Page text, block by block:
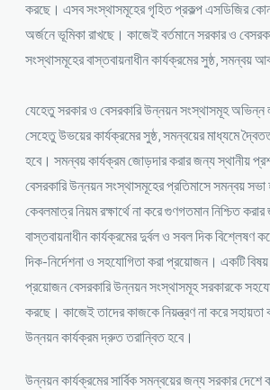
করছে। এসব সংস্থাসমূহের গৃহিত প্রকল্প এসডিজির
অর্জনে ভূমিকা রাখছে। কাজেই বর্তমানে সরকার ও
সংস্থাসমূহের বাস্তবায়নাধীন কার্যক্রমের সুষ্ঠ‚ সমন্বয়
যেহেতু সরকার ও বেসরকারি উন্নয়ন সংস্থাসমূহ অভিন্ন
সেহেতু উভয়ের কার্যক্রমের সুষ্ঠ‚ সমন্বয়ের মাধ্যমে
হবে। সমন্বয় কার্যক্রম জোড়দার করার জন্য স্থানীয়
বেসরকারি উন্নয়ন সংস্থাসমূহের প্রতিমাসে সমন্বয়
কেবলমাত্র নিয়ম রক্ষার্থে না করে গুণগতমান নিশ্চিত
বাস্তবায়নাধীন কার্যক্রমের দুর্বল ও সবল দিক বিশ্লেষণ
দিক-নির্দেশনা ও সহযোগিতা করা প্রয়োজন। একটি বিষয়
প্রয়োজন বেসরকারি উন্নয়ন সংস্থাসমূহ সরকারকে
করছে। কাজেই তাদের কাজকে নিয়ন্ত্রণ না করে সহায়তা
উন্নয়ন কার্যক্রম দ্রুত তরান্বিত হবে।
উন্নয়ন কার্যক্রমের সার্বিক সমন্বয়ের জন্য সরকার দেশে